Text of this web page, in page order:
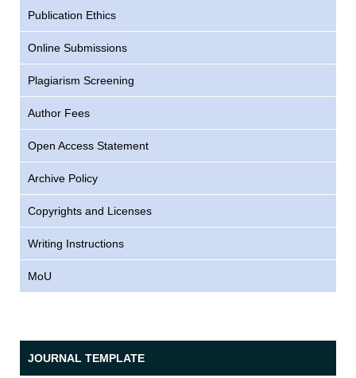
Publication Ethics
Online Submissions
Plagiarism Screening
Author Fees
Open Access Statement
Archive Policy
Copyrights and Licenses
Writing Instructions
MoU
JOURNAL TEMPLATE